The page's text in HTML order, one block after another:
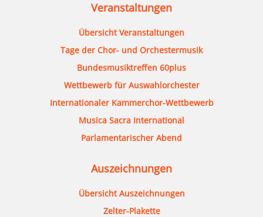
Veranstaltungen
Übersicht Veranstaltungen
Tage der Chor- und Orchestermusik
Bundesmusiktreffen 60plus
Wettbewerb für Auswahlorchester
Internationaler Kammerchor-Wettbewerb
Musica Sacra International
Parlamentarischer Abend
Auszeichnungen
Übersicht Auszeichnungen
Zelter-Plakette